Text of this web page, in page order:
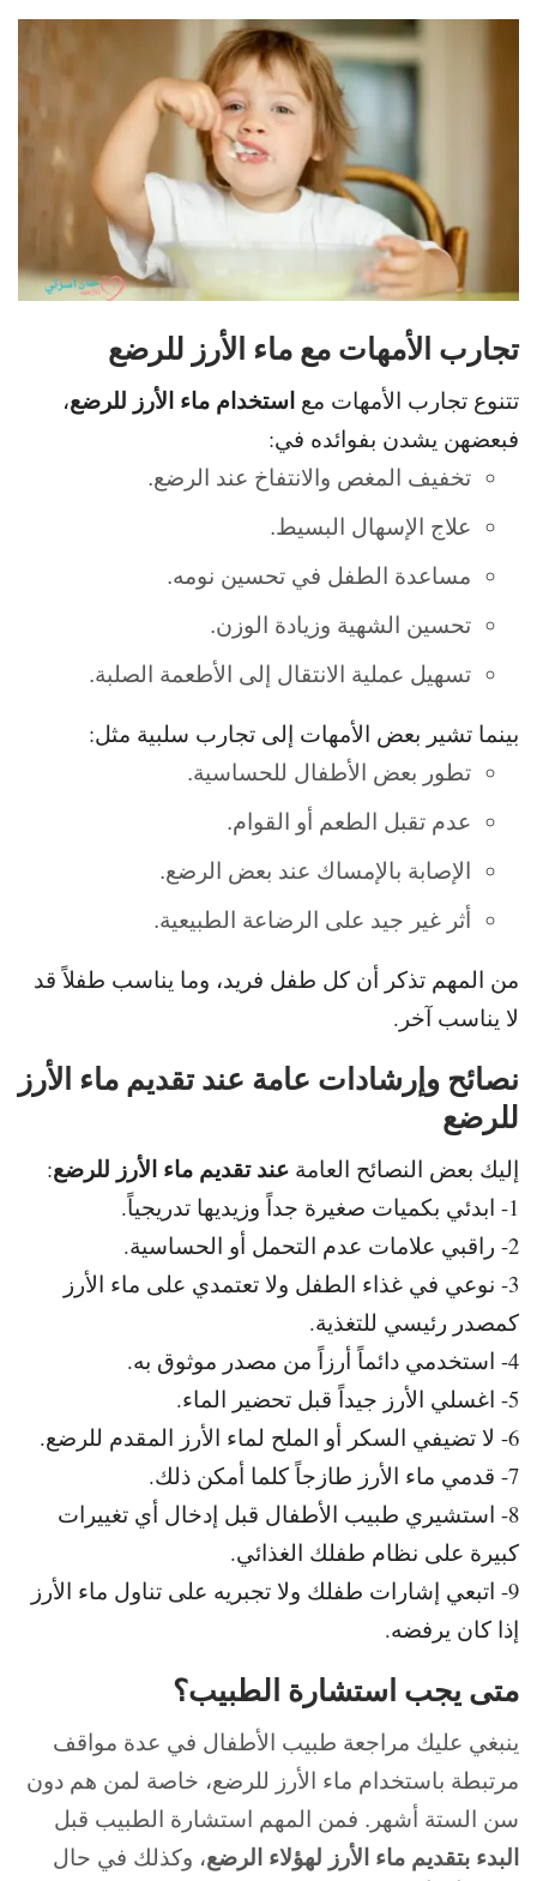
تجارب الأمهات مع ماء الأرز للرضع
تتنوع تجارب الأمهات مع استخدام ماء الأرز للرضع،
فبعضهن يشدن بفوائده في:
تخفيف المغص والانتفاخ عند الرضع.
علاج الإسهال البسيط.
مساعدة الطفل في تحسين نومه.
تحسين الشهية وزيادة الوزن.
تسهيل عملية الانتقال إلى الأطعمة الصلبة.
بينما تشير بعض الأمهات إلى تجارب سلبية مثل:
تطور بعض الأطفال للحساسية.
عدم تقبل الطعم أو القوام.
الإصابة بالإمساك عند بعض الرضع.
أثر غير جيد على الرضاعة الطبيعية.
من المهم تذكر أن كل طفل فريد، وما يناسب طفلاً قد
لا يناسب آخر.
نصائح وإرشادات عامة عند تقديم ماء الأرز
للرضع
إليك بعض النصائح العامة عند تقديم ماء الأرز للرضع:
1- ابدئي بكميات صغيرة جداً وزيديها تدريجياً.
2- راقبي علامات عدم التحمل أو الحساسية.
3- نوعي في غذاء الطفل ولا تعتمدي على ماء الأرز
كمصدر رئيسي للتغذية.
4- استخدمي دائماً أرزاً من مصدر موثوق به.
5- اغسلي الأرز جيداً قبل تحضير الماء.
6- لا تضيفي السكر أو الملح لماء الأرز المقدم للرضع.
7- قدمي ماء الأرز طازجاً كلما أمكن ذلك.
8- استشيري طبيب الأطفال قبل إدخال أي تغييرات
كبيرة على نظام طفلك الغذائي.
9- اتبعي إشارات طفلك ولا تجبريه على تناول ماء الأرز
إذا كان يرفضه.
متى يجب استشارة الطبيب؟
ينبغي عليك مراجعة طبيب الأطفال في عدة مواقف
مرتبطة باستخدام ماء الأرز للرضع، خاصة لمن هم دون
سن الستة أشهر. فمن المهم استشارة الطبيب قبل
البدء بتقديم ماء الأرز لهؤلاء الرضع، وكذلك في حال